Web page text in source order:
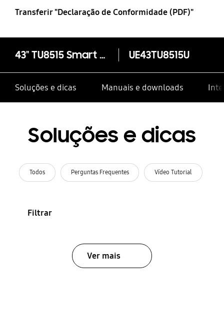
Transferir "Declaração de Conformidade (PDF)"
43" TU8515 Smart 4K Crystal UHD TV 2020 UE43TU8515U
Soluções e dicas Manuais e downloads
Soluções e dicas
Todos Perguntas Frequentes Vídeo Tutorial
Filtrar
Ver mais